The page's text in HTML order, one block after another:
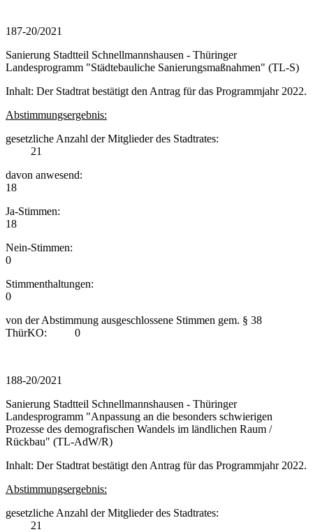
187-20/2021
Sanierung Stadtteil Schnellmannshausen - Thüringer
Landesprogramm "Städtebauliche Sanierungsmaßnahmen" (TL-S)
Inhalt: Der Stadtrat bestätigt den Antrag für das Programmjahr 2022.
Abstimmungsergebnis:
gesetzliche Anzahl der Mitglieder des Stadtrates:
21
davon anwesend:
18
Ja-Stimmen:
18
Nein-Stimmen:
0
Stimmenthaltungen:
0
von der Abstimmung ausgeschlossene Stimmen gem. § 38
ThürKO: 0
188-20/2021
Sanierung Stadtteil Schnellmannshausen - Thüringer
Landesprogramm "Anpassung an die besonders schwierigen
Prozesse des demografischen Wandels im ländlichen Raum /
Rückbau" (TL-AdW/R)
Inhalt: Der Stadtrat bestätigt den Antrag für das Programmjahr 2022.
Abstimmungsergebnis:
gesetzliche Anzahl der Mitglieder des Stadtrates:
21